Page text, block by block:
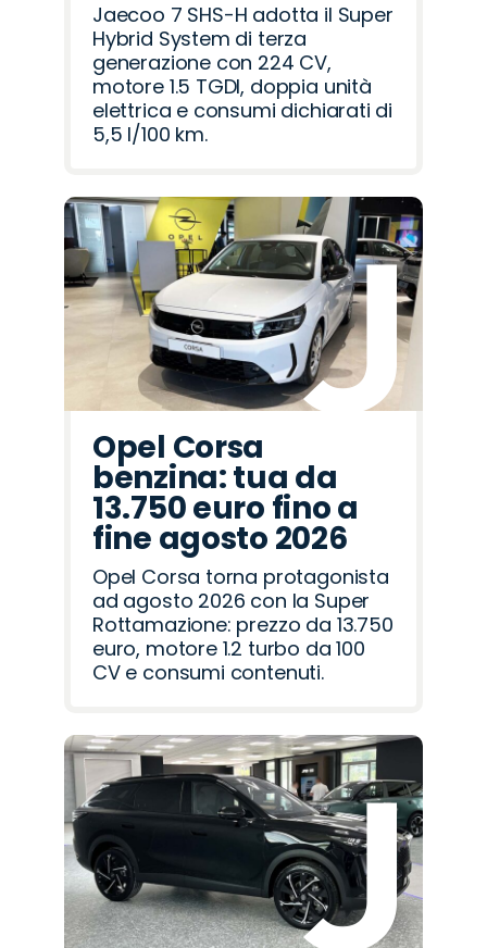
Jaecoo 7 SHS-H adotta il Super
Hybrid System di terza
generazione con 224 CV,
motore 1.5 TGDI, doppia unità
elettrica e consumi dichiarati di
5,5 l/100 km.
Opel Corsa
benzina: tua da
13.750 euro fino a
fine agosto 2026
Opel Corsa torna protagonista
ad agosto 2026 con la Super
Rottamazione: prezzo da 13.750
euro, motore 1.2 turbo da 100
CV e consumi contenuti.